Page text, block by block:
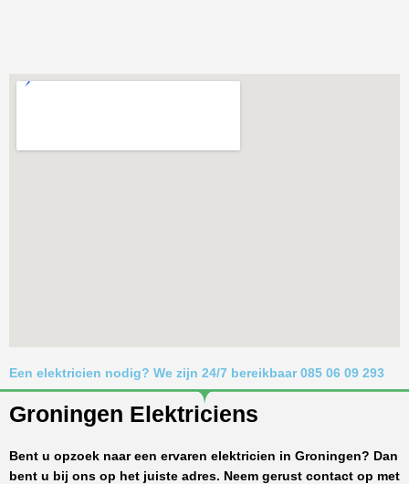
Een elektricien nodig? We zijn 24/7 bereikbaar 085 06 09 293
Groningen Elektriciens
Bent u opzoek naar een ervaren elektricien in Groningen? Dan
bent u bij ons op het juiste adres. Neem gerust contact op met